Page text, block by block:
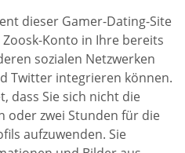
dieser Gamer-Dating-Site
Konto in Ihre bereits
sozialen Netzwerken
Twitter integrieren können.
dass Sie sich nicht die
oder zwei Stunden für die
aufzuwenden. Sie